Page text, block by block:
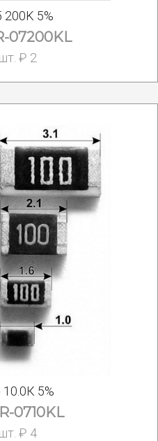
200K 5%
07200KL
₽ 2
5%
0710KL
₽ 4